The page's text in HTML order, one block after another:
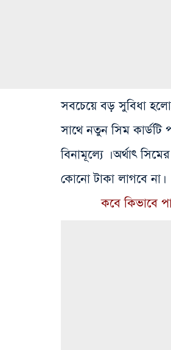
সবচেয়ে বড় সুবিধা
সাথে নতুন সিম কার্ডটি
বিনামূল্যে । অর্থাৎ
কোনো টাকা লাগবে না।
কবে কিভাবে